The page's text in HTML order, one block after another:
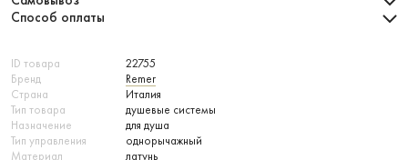
ID товара
22755
Бренд
Remer
Страна
Италия
Тип товара
душевые системы
Назначение
для душа
Тип управления
однорычажный
Материал
латунь
Способ оплаты